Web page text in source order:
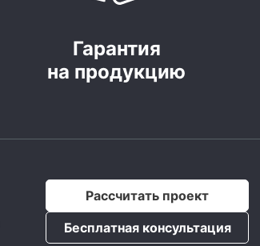
Гарантия
на продукцию
Рассчитать проект
Бесплатная консультация